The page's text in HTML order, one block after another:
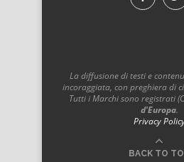
La diffusione di testi e
incoraggiata, con preghiera di
Tutti i Marchi sono registrati
d'Europa.
Privacy
BACK TO